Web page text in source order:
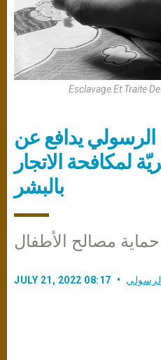
Esclavage Et Traite
يدافع عن
لمكافحة الاتجار
بالبشر
حماية مصالح الأطفال
JULY 21, 2022 08:17